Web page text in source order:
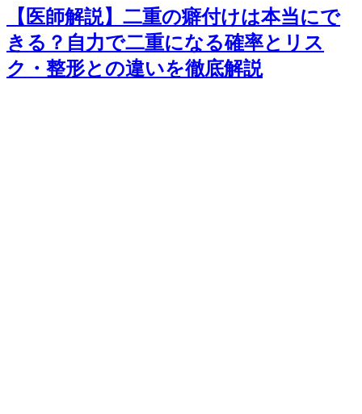
【医師解説】二重の癖付けは本当にで
きる？自力で二重になる確率とリス
ク・整形との違いを徹底解説